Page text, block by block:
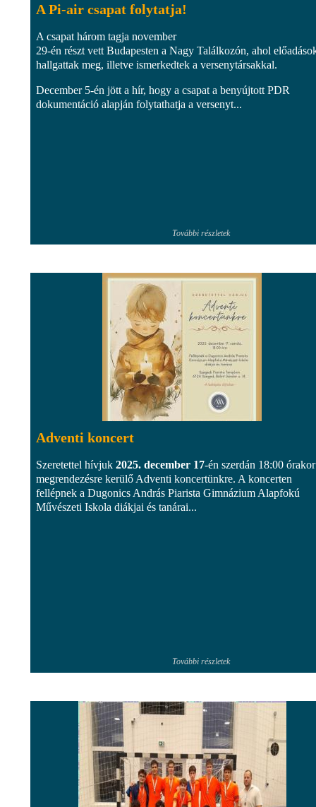
A Pi-air csapat folytatja!
A csapat három tagja november
29-én részt vett Budapesten a Nagy Találkozón, ahol
hallgattak meg, illetve ismerkedtek a versenytársakkal.
December 5-én jött a hír, hogy a csapat a benyújtott PDR
dokumentáció alapján folytathatja a versenyt...
További részletek
Adventi koncert
Szeretettel hívjuk 2025. december 17-én szerdán 18:00 órakor
megrendezésre kerülő Adventi koncertünkre. A koncerten
fellépnek a Dugonics András Piarista Gimnázium Alapfokú
Művészeti Iskola diákjai és tanárai...
További részletek